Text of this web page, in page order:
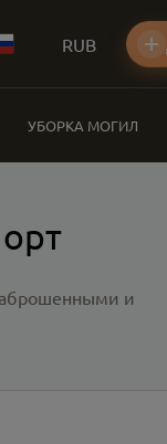
RUB
УБОРКА МОГИЛ
и